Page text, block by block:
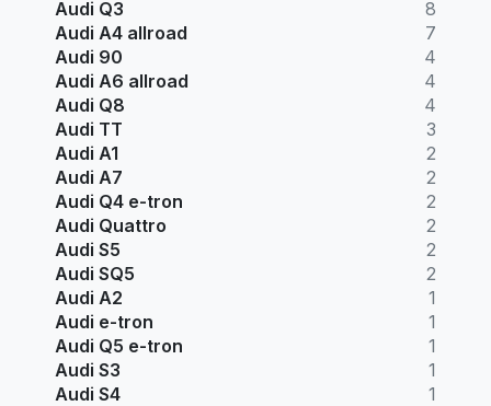
Audi Q3
8
Audi A4 allroad
7
Audi 90
4
Audi A6 allroad
4
Audi Q8
4
Audi TT
3
Audi A1
2
Audi A7
2
Audi Q4 e-tron
2
Audi Quattro
2
Audi S5
2
Audi SQ5
2
Audi A2
1
Audi e-tron
1
Audi Q5 e-tron
1
Audi S3
1
Audi S4
1